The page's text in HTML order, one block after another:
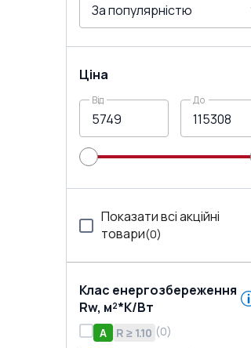
Ціна
Від До
Показати всі акційні
товари(0)
Клас енергозбереження
Rw, м²*K/Вт
A R ≥ 1.10 (0)